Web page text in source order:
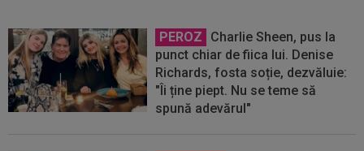
PEROZ
Charlie Sheen, pus la
punct chiar de fiica lui. Denise
Richards, fosta soție, dezvăluie:
"Îi ține piept. Nu se teme să
spună adevărul"